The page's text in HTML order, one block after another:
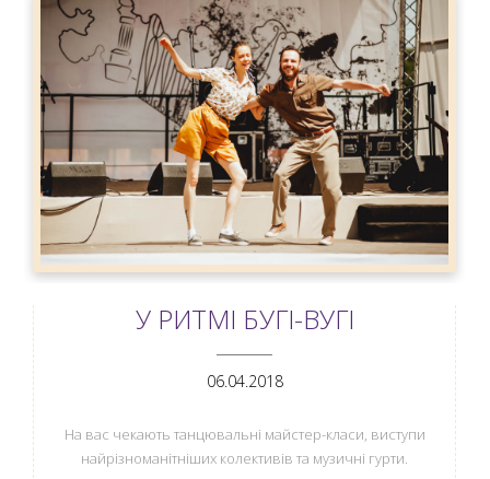
У РИТМІ БУГІ-ВУГІ
06.04.2018
На вас чекають танцювальні майстер-класи, виступи
найрізноманітніших колективів та музичні гурти.